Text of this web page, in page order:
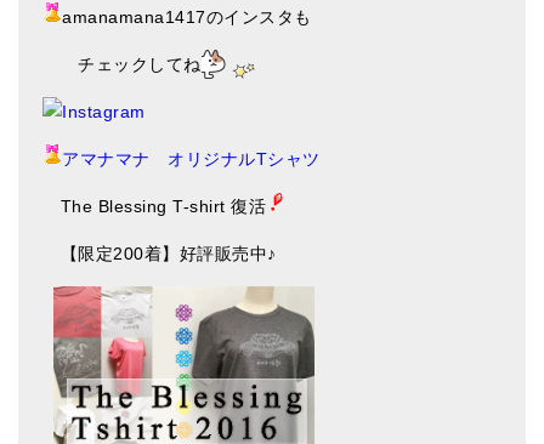
amanamana1417のインスタも
チェックしてね
アマナマナ オリジナルTシャツ
The Blessing T-shirt 復活
【限定200着】好評販売中♪